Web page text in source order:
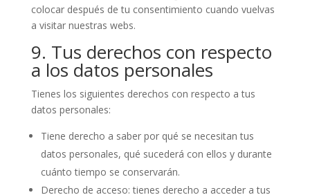
colocar después de tu consentimiento cuando vuelvas
a visitar nuestras webs.
9. Tus derechos con respecto
a los datos personales
Tienes los siguientes derechos con respecto a tus
datos personales:
Tiene derecho a saber por qué se necesitan tus
datos personales, qué sucederá con ellos y durante
cuánto tiempo se conservarán.
Derecho de acceso: tienes derecho a acceder a tus